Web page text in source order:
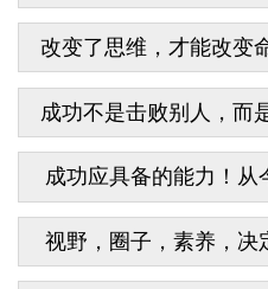
改变了思维，才能改变
成功不是击败别人，而
成功应具备的能力！从
赴
视野，圈子，素养，决